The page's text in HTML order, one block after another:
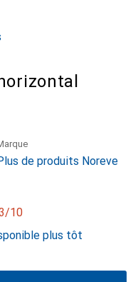
de produits Noreve
10
plus tôt